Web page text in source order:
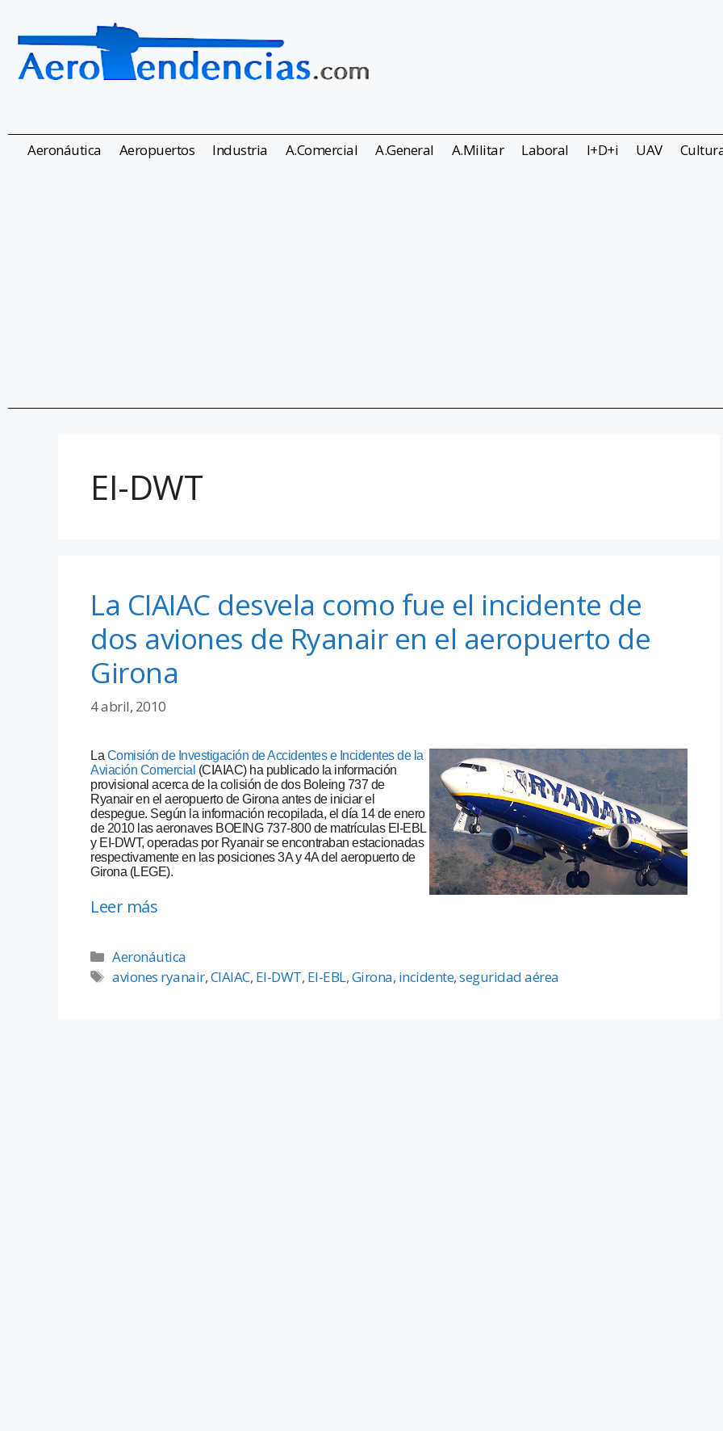
Aeronáutica Aeropuertos Industria A.Comercial A.General A.Militar Laboral I+D+i UAV
EI-DWT
La CIAIAC desvela como fue el incidente de
dos aviones de Ryanair en el aeropuerto de
Girona
4 abril, 2010
La Comisión de Investigación de Accidentes e Incidentes de la
Aviación Comercial (CIAIAC) ha publicado la información
provisional acerca de la colisión de dos Boleing 737 de
Ryanair en el aeropuerto de Girona antes de iniciar el
despegue. Según la información recopilada, el día 14 de enero
de 2010 las aeronaves BOEING 737-800 de matrículas EI-EBL
y EI-DWT, operadas por Ryanair se encontraban estacionadas
respectivamente en las posiciones 3A y 4A del aeropuerto de
Girona (LEGE).
Leer más
Aeronáutica
aviones ryanair,CIAIAC, EI-DWT, EI-EBL,Girona, incidente,seguridad aérea